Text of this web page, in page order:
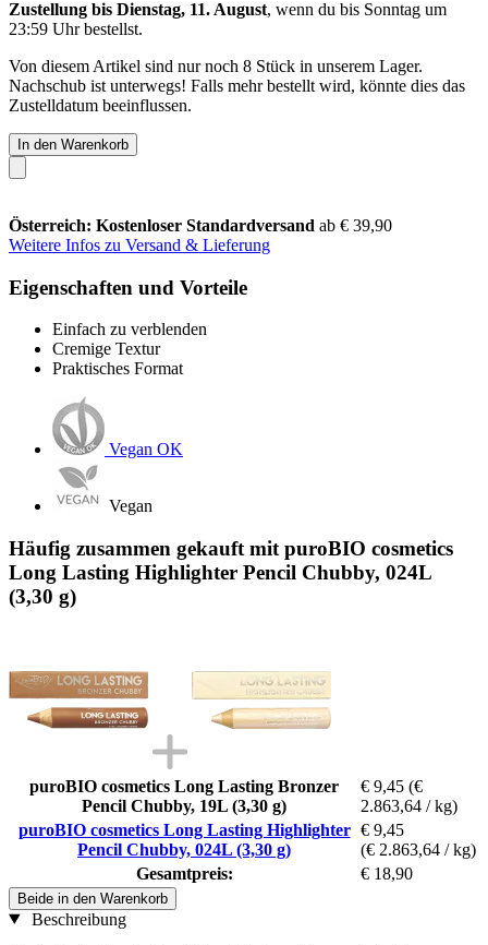
Zustellung bis Dienstag, 11. August, wenn du bis Sonntag um
23:59 Uhrbestellst.
Von diesem Artikel sind nur noch 8 Stück in unserem Lager.
Nachschub ist unterwegs! Falls mehr bestellt wird, könnte dies das
Zustelldatum beeinflussen.
In den Warenkorb
Österreich: Kostenloser Standardversand ab € 39,90
Weitere Infos zu Versand & Lieferung
Eigenschaften und Vorteile
Einfach zu verblenden
Cremige Textur
Praktisches Format
Vegan OK
Vegan
Häufig zusammen gekauft mit puroBIO cosmetics
Long Lasting Highlighter Pencil Chubby, 024L
(3,30 g)
puroBIO cosmetics Long Lasting Bronzer
Pencil Chubby, 19L (3,30 g)
€ 9,45 (€
2.863,64 / kg)
puroBIO cosmetics Long Lasting Highlighter
Pencil Chubby, 024L (3,30 g)
€ 9,45
(€ 2.863,64 / kg)
Gesamtpreis:
€ 18,90
Beide in den Warenkorb
Beschreibung